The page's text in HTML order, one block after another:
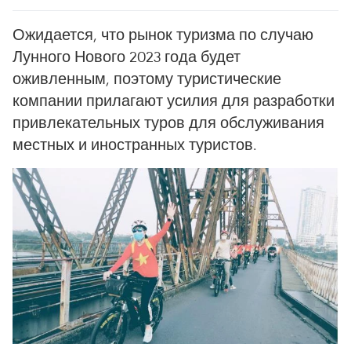
Ожидается, что рынок туризма по случаю
Лунного Нового 2023 года будет
оживленным, поэтому туристические
компании прилагают усилия для разработки
привлекательных туров для обслуживания
местных и иностранных туристов.